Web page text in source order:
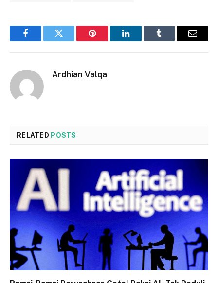
FacebookTwitter Pinterest LinkedInTumblr Email
Ardhian Valqa
RELATED POSTS